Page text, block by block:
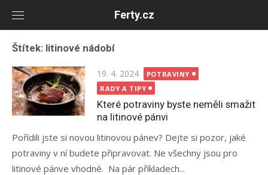
Ferty.cz
Štítek: litinové nádobí
Posted
on
19. 4. 2024
POTRAVINY
RADY A TIPY
Které potraviny byste neměli smažit
na litinové pánvi
Pořídili jste si novou litinovou pánev? Dejte si pozor, jaké
potraviny v ní budete připravovat. Ne všechny jsou pro
litinové pánve vhodné. Na pár příkladech...